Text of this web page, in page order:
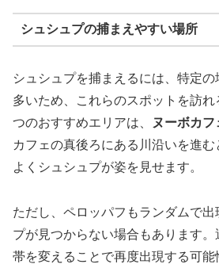
シュシュプの捕まえやすい場所
シュシュプを捕まえるには、特定
多いため、これらのスポットを訪
つのおすすめエリアは、
ヌーボカ
カフェの真後ろにある川沿いを進
よくシュシュプが姿を見せます。
ただし、ペロッパフもランダムで出
プが見つからない場合もあります
帯を変えることで再度出現する可能